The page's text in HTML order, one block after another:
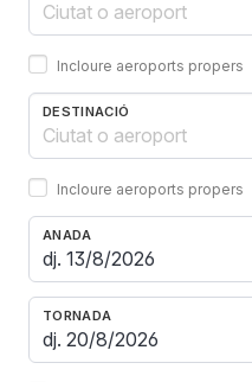
Incloure aeroports propers
DESTINACIÓ
Incloure aeroports propers
ANADA
TORNADA